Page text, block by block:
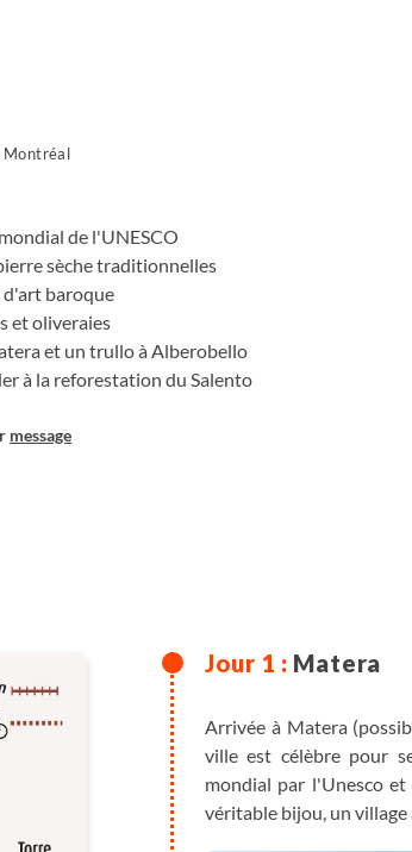
sous le signe d'un mélange unique
Montréal
de l'UNESCO
sèche traditionnelles
d'art baroque
et oliveraies
et un trullo à Alberobello
à la reforestation du Salento
message
Matera
Arrivée à Matera
ville est célèbre pour
mondial par l'Unesco
véritable bijou, un village